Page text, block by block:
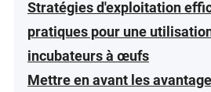
Stratégies d'exploitation
pratiques pour une
incubateurs à œufs
Mettre en avant les